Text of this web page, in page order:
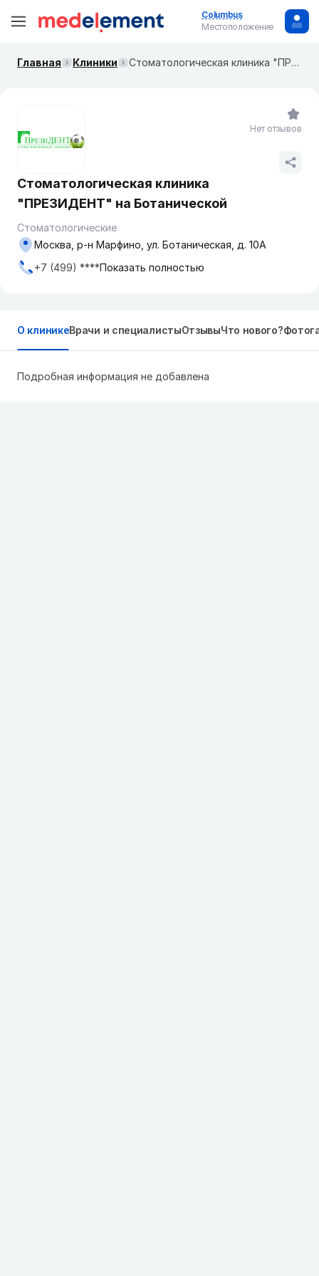
Columbus
Местоположение
Главная Клиники Стоматологическая клиника "ПРЕЗИДЕНТ" на Ботанической
Стоматологическая клиника
"ПРЕЗИДЕНТ" на Ботанической
Стоматологические
Москва, р-н Марфино, ул. Ботаническая, д. 10А
+7 (499) ****Показать полностью
Нет отзывов
О клиникеВрачи и специалистыОтзывыЧто нового?
Подробная информация не добавлена